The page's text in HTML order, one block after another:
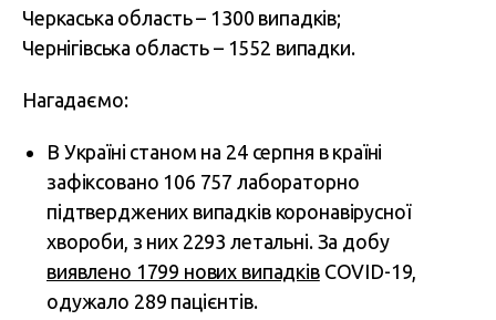
Черкаська область – 1300 випадків;
Чернігівська область – 1552 випадки.
Нагадаємо:
В Україні станом на 24 серпня в країні
зафіксовано 106 757 лабораторно
підтверджених випадків коронавірусної
хвороби, з них 2293 летальні. За добу
виявлено 1799 нових випадківCOVID-19,
одужало 289 пацієнтів.